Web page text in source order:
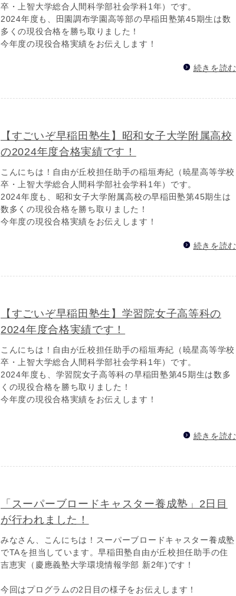
卒・上智大学総合人間科学部社会学科1年）です。
2024年度も、田園調布学園高等部の早稲田塾第45期生は数
多くの現役合格を勝ち取りました！
今年度の現役合格実績をお伝えします！
続きを読む
【すごいぞ早稲田塾生】昭和女子大学附属高校
の2024年度合格実績です！
こんにちは！自由が丘校担任助手の稲垣寿紀（暁星高等学校
卒・上智大学総合人間科学部社会学科1年）です。
2024年度も、昭和女子大学附属高校の早稲田塾第45期生は
数多くの現役合格を勝ち取りました！
今年度の現役合格実績をお伝えします！
続きを読む
【すごいぞ早稲田塾生】学習院女子高等科の
2024年度合格実績です！
こんにちは！自由が丘校担任助手の稲垣寿紀（暁星高等学校
卒・上智大学総合人間科学部社会学科1年）です。
2024年度も、学習院女子高等科の早稲田塾第45期生は数多
くの現役合格を勝ち取りました！
今年度の現役合格実績をお伝えします！
続きを読む
「スーパーブロードキャスター養成塾」2日目
が行われました！
みなさん、こんにちは！スーパーブロードキャスター養成塾
でTAを担当しています。早稲田塾自由が丘校担任助手の住
吉恵実（慶應義塾大学環境情報学部 新2年)です！
今回はプログラムの2日目の様子をお伝えします！